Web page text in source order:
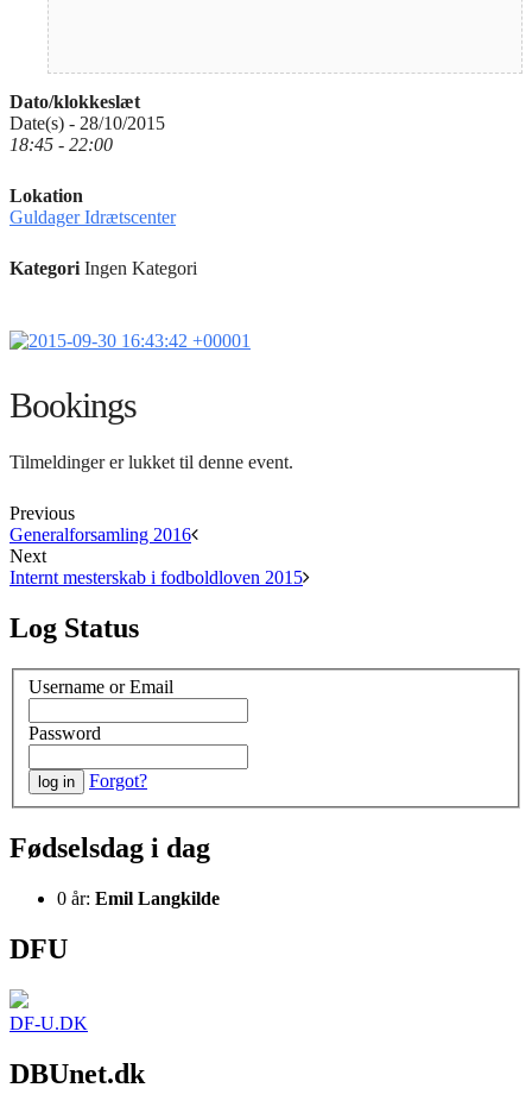
Dato/klokkeslæt
Date(s) - 28/10/2015
18:45 - 22:00
Lokation
Guldager Idrætscenter
Kategori Ingen Kategori
Bookings
Tilmeldinger er lukket til denne event.
Previous
Generalforsamling 2016
Next
Internt mesterskab i fodboldloven 2015
Log Status
Username or Email
Password
Forgot?
Fødselsdag i dag
0 år: Emil Langkilde
DFU
DF-U.DK
DBUnet.dk